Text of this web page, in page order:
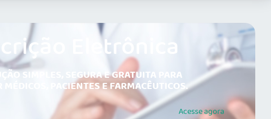
Eletrônica
SIMPLES, SEGURA E GRATUITA PARA
MÉDICOS, PACIENTES E FARMACÊUTICOS.
Acesseagora